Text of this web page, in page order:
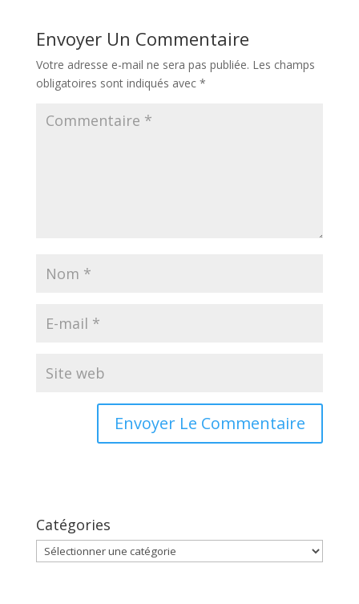
Envoyer Un Commentaire
Votre adresse e-mail ne sera pas publiée. Les champs
obligatoires sont indiqués avec *
Catégories
Catégories